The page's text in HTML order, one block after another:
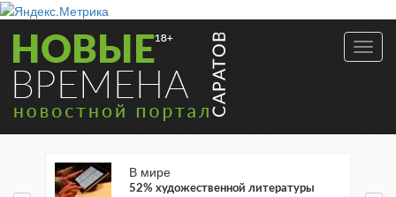
В мире
52% художественной литературы